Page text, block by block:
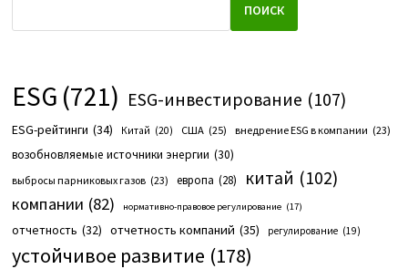
ПОИСК
ESG (721) ESG-инвестирование (107)
ESG-рейтинги (34) Китай (20) США (25) внедрение ESG в компании (23)
возобновляемые источники энергии (30)
выбросы парниковых газов (23) европа (28) китай (102)
компании (82) нормативно-правовое регулирование (17)
отчетность (32) отчетность компаний (35) регулирование (19)
устойчивое развитие (178)